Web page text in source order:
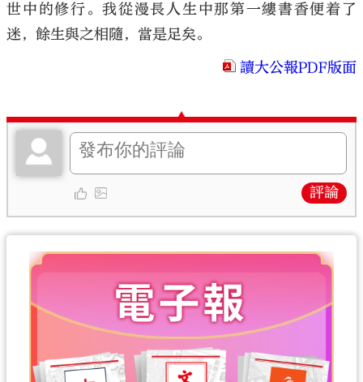
世中的修行。我從漫長人生中那第一縷書香便着了
迷，餘生與之相隨，當是足矣。
讀大公報PDF版面
評論